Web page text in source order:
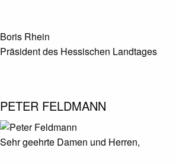
Boris Rhein
Präsident des Hessischen Landtages
PETER FELDMANN
Sehr geehrte Damen und Herren,